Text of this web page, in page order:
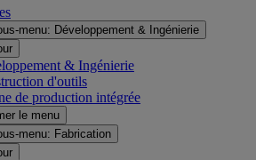
menu: Développement & Ingénierie
& Ingénierie
d'outils
de production intégrée
le menu
menu: Fabrication